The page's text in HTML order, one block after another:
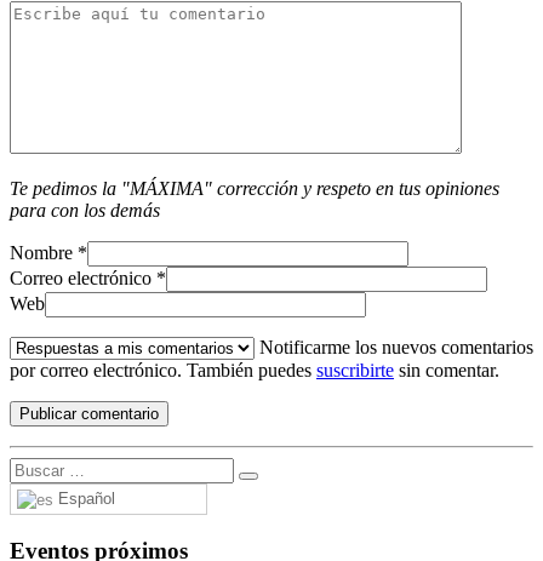
Te pedimos la "MÁXIMA" corrección y respeto en tus opiniones
para con los demás
Nombre *
Correo electrónico *
Web
Notificarme los nuevos comentarios
por correo electrónico. También puedes suscribirte sin comentar.
Español
Eventos próximos